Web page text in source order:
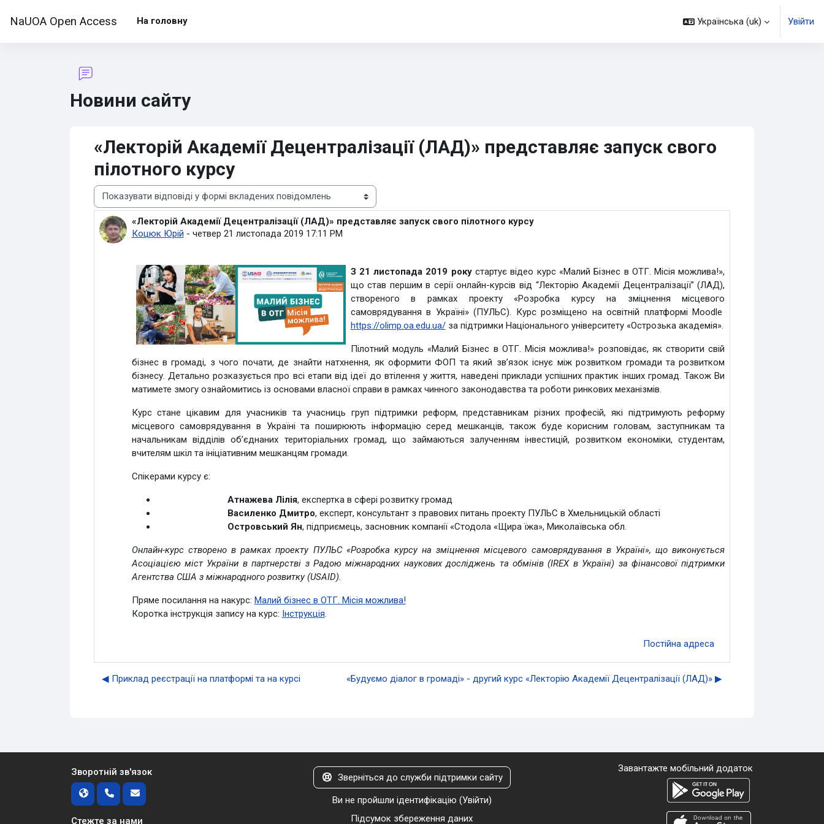
NaUOA Open Access На головну Українська ‎(uk)‎ Увійти
Новини сайту
«Лекторій Академії Децентралізації (ЛАД)» представляє запуск свого
пілотного курсу
Тип показу
«Лекторій Академії Децентралізації (ЛАД)» представляє запуск свого пілотного курсу
Коцюк Юрій - четвер 21 листопада 2019 17:11 PM
Кількість відповідей: 0
З 21 листопада 2019 рокустартує відео курс «Малий Бізнес в ОТГ. Місія можлива!»,
що став першим в серії онлайн-курсів від “Лекторію Академії Децентралізації” (ЛАД),
створеного в рамках проекту «Розробка курсу на зміцнення місцевого
самоврядування в Україні» (ПУЛЬС). Курс розміщено на освітній платформі Moodle
https://olimp.oa.edu.ua/за підтримки Національного університету «Острозька академія».
Пілотний модуль «Малий Бізнес в ОТГ. Місія можлива!» розповідає, як створити свій
бізнес в громаді, з чого почати, де знайти натхнення, як оформити ФОП та який зв’язок існує між розвитком громади та розвитком
бізнесу. Детально розказується про всі етапи від ідеї до втілення у життя, наведені приклади успішних практик інших громад. Також Ви
матимете змогу ознайомитись із основами власної справи в рамках чинного законодавства та роботи ринкових механізмів.
Курс стане цікавим для учасників та учасниць груп підтримки реформ, представникам різних професій, які підтримують реформу
місцевого самоврядування в Україні та поширюють інформацію серед мешканців, також буде корисним головам, заступникам та
начальникам відділів об’єднаних територіальних громад, що займаються залученням інвестицій, розвитком економіки, студентам,
вчителям шкіл та ініціативним мешканцям громади.
Спікерами курсу є:
Атнажева Лілія, експертка в сфері розвитку громад
Василенко Дмитро, експерт, консультант з правових питань проекту ПУЛЬС в Хмельницькій області
Островський Ян, підприємець, засновник компанії «Стодола «Щира їжа», Миколаївська обл.
Онлайн-курс створено в рамках проекту ПУЛЬС «Розробка курсу на зміцнення місцевого самоврядування в Україні», що виконується
Асоціацією міст України в партнерстві з Радою міжнародних наукових досліджень та обмінів (IREX в Україні) за фінансової підтримки
Агентства США з міжнародного розвитку (USAID).
Пряме посилання на накурс: Малий бізнес в ОТГ. Місія можлива!
Коротка інструкція запису на курс: Інструкція
Постійна адреса
◀︎ Приклад реєстрації на платформі та на курсі «Будуємо діалог в громаді» - другий курс «Лекторію Академії Децентралізації (ЛАД)» ▶︎
Зворотній зв'язок
Стежте за нами
Зверніться до служби підтримки сайту
Ви не пройшли ідентифікацію (Увійти)
Підсумок збереження даних
Завантажте мобільний додаток